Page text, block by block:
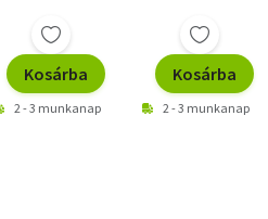
Kosárba
2 - 3 munkanap
Kosárba
2 - 3 munkanap